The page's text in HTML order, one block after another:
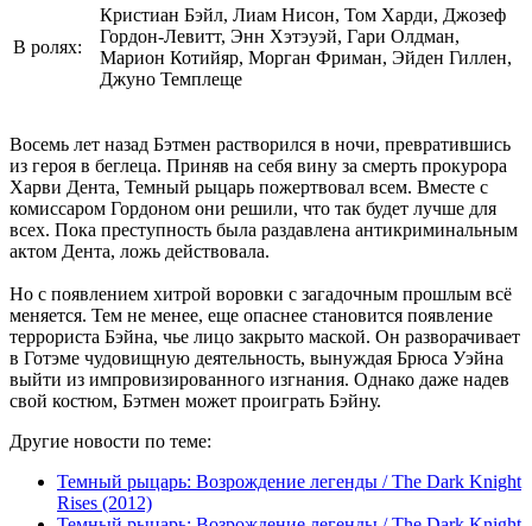
В ролях:
Кристиан Бэйл, Лиам Нисон, Том Харди, Джозеф
Гордон-Левитт, Энн Хэтэуэй, Гари Олдман,
Марион Котийяр, Морган Фриман, Эйден Гиллен,
Джуно Темплеще
Восемь лет назад Бэтмен растворился в ночи, превратившись
из героя в беглеца. Приняв на себя вину за смерть прокурора
Харви Дента, Темный рыцарь пожертвовал всем. Вместе с
комиссаром Гордоном они решили, что так будет лучше для
всех. Пока преступность была раздавлена антикриминальным
актом Дента, ложь действовала.
Но с появлением хитрой воровки с загадочным прошлым всё
меняется. Тем не менее, еще опаснее становится появление
террориста Бэйна, чье лицо закрыто маской. Он разворачивает
в Готэме чудовищную деятельность, вынуждая Брюса Уэйна
выйти из импровизированного изгнания. Однако даже надев
свой костюм, Бэтмен может проиграть Бэйну.
Другие новости по теме:
Темный рыцарь: Возрождение легенды / The Dark Knight
Rises (2012)